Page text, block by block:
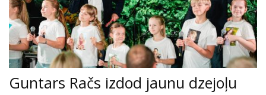
Guntars Račs izdod jaunu dzejoļu